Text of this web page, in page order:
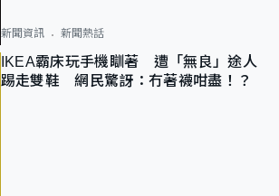
新聞資訊 新聞熱話
IKEA霸床玩手機瞓著 遭「無良」途人
踢走雙鞋 網民驚訝：冇著襪咁盡！？